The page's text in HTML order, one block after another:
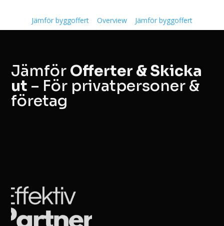
Jämför byggoffert Overview Jämför byggoffert
Jämför Offerter & Skicka
ut – För privatpersoner &
företag